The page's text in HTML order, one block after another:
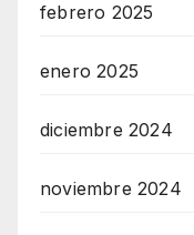
febrero 2025
enero 2025
diciembre 2024
noviembre 2024